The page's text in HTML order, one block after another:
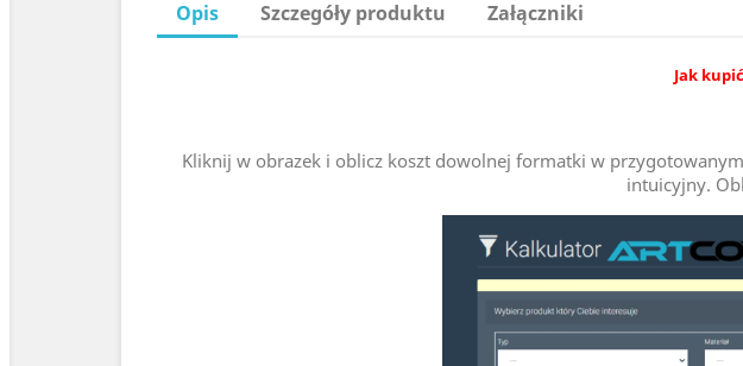
Opis Szczegóły produktu Załączniki
Jak
Kliknij w obrazek i oblicz koszt dowolnej formatki w
intuicyjny.